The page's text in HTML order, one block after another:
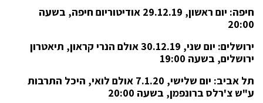
חיפה:
יום ראשון, 29.12.19 אודיטוריום חיפה, בשעה
20:00
ירושלים:
יום שני, 30.12.19 אולם הנרי קראון, תיאטרון
ירושלים, בשעה 19:00
תל אביב:
יום שלישי, 7.1.20 אולם לואי, היכל התרבות
ע"ש צ'רלס ברונפמן, בשעה 20:00